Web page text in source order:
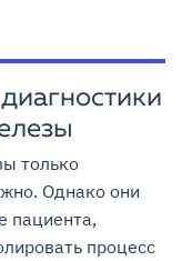
только
Однако они
пациента,
процесс